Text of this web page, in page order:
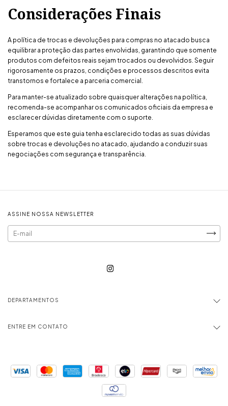
Considerações Finais
A política de trocas e devoluções para compras no atacado busca
equilibrar a proteção das partes envolvidas, garantindo que somente
produtos com defeitos reais sejam trocados ou devolvidos. Seguir
rigorosamente os prazos, condições e processos descritos evita
transtornos e fortalece a parceria comercial.
Para manter-se atualizado sobre quaisquer alterações na política,
recomenda-se acompanhar os comunicados oficiais da empresa e
esclarecer dúvidas diretamente com o suporte.
Esperamos que este guia tenha esclarecido todas as suas dúvidas
sobre trocas e devoluções no atacado, ajudando a conduzir suas
negociações com segurança e transparência.
ASSINE NOSSA NEWSLETTER
DEPARTAMENTOS
ENTRE EM CONTATO